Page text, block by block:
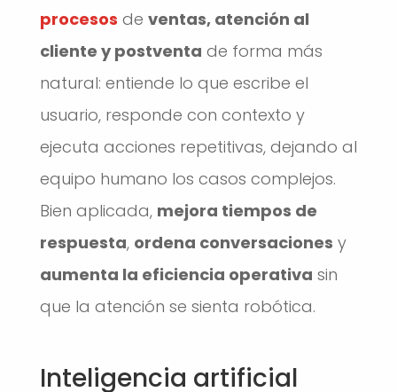
procesos de ventas, atención al
cliente y postventa de forma más
natural: entiende lo que escribe el
usuario, responde con contexto y
ejecuta acciones repetitivas, dejando al
equipo humano los casos complejos.
Bien aplicada, mejora tiempos de
respuesta, ordena conversaciones y
aumenta la eficiencia operativa sin
que la atención se sienta robótica.
Inteligencia artificial